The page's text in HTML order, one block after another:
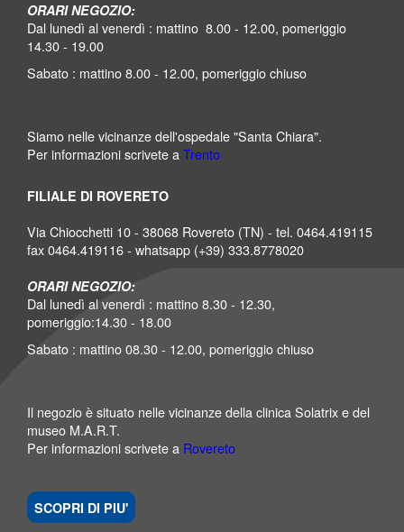
ORARI NEGOZIO:
Dal lunedì al venerdì : mattino 8.00 - 12.00, pomeriggio
14.30 - 19.00
Sabato : mattino 8.00 - 12.00, pomeriggio chiuso
Siamo nelle vicinanze dell'ospedale "Santa Chiara".
Per informazioni scrivete aTrento
FILIALE DI ROVERETO
Via Chiocchetti 10 - 38068 Rovereto (TN) - tel. 0464.419115
fax 0464.419116 - whatsapp (+39) 333.8778020
ORARI NEGOZIO:
Dal lunedì al venerdì : mattino 8.30 - 12.30,
pomeriggio:14.30 - 18.00
Sabato : mattino 08.30 - 12.00, pomeriggio chiuso
Il negozio è situato nelle vicinanze della clinica Solatrix e del
museo M.A.R.T.
Per informazioni scrivete a Rovereto
SCOPRI DI PIU'